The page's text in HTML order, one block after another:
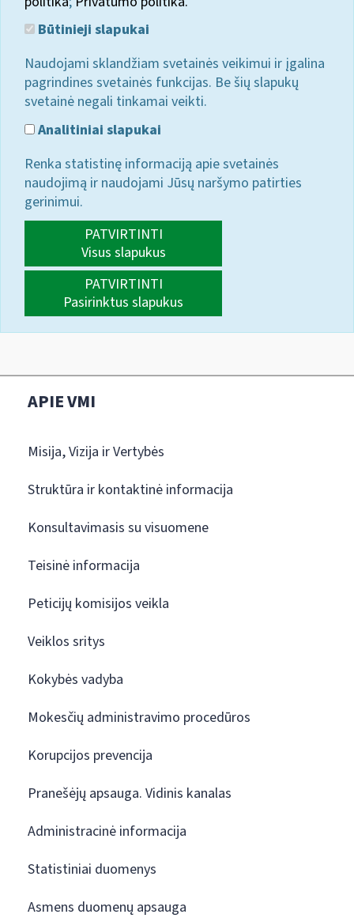
Būtinieji slapukai
Naudojami sklandžiam svetainės veikimui ir įgalina
pagrindines svetainės funkcijas. Be šių slapukų
svetainė negali tinkamai veikti.
Analitiniai slapukai
Renka statistinę informaciją apie svetainės
naudojimą ir naudojami Jūsų naršymo patirties
gerinimui.
PATVIRTINTI
Visus slapukus
PATVIRTINTI
Pasirinktus slapukus
APIE VMI
Misija, Vizija ir Vertybės
Struktūra ir kontaktinė informacija
Konsultavimasis su visuomene
Teisinė informacija
Peticijų komisijos veikla
Veiklos sritys
Kokybės vadyba
Mokesčių administravimo procedūros
Korupcijos prevencija
Pranešėjų apsauga. Vidinis kanalas
Administracinė informacija
Statistiniai duomenys
Asmens duomenų apsauga